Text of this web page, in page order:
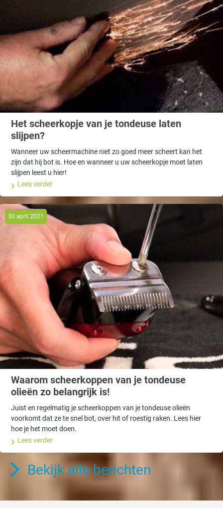
Het scheerkopje van je tondeuse laten
slijpen?
Wanneer uw scheermachine niet zo goed meer scheert kan het
zijn dat hij bot is. Hoe en wanneer u uw scheerkopje moet laten
slijpen leest u hier!
Lees verder
30 april 2021
Waarom scheerkoppen van je tondeuse
olieën zo belangrijk is!
Juist en regelmatig je scheerkoppen van je tondeuse olieën
voorkomt dat ze te snel bot, over hit of roestig raken. Lees hier
hoe je het moet doen.
Lees verder
Bekijk alle berichten